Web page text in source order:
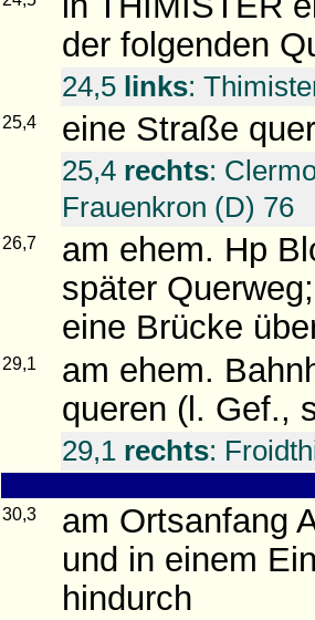
der folgenden
24,5 links:
25,4 eine Straße
25,4 rechts:
Frauenkron (D) 76
26,7
am ehem. Hp
später
eine Brücke
29,1
am ehem.
queren (l. Gef.,
29,1 rechts:
30,3
am Ortsanfang
und in einem
hindurch